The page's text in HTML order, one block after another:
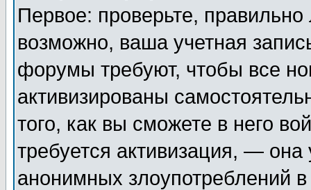
Первое: проверьте,
возможно, ваша учетная
форумы требуют, чтобы все
активизированы
того, как вы сможете в него
требуется активизация, —
анонимных злоупотреблений